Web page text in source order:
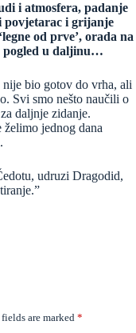
i atmosfera, padanje
povjetarac i grijanje
od prve’, orada na
pogled u daljinu…
bio gotov do vrha, ali
Svi smo nešto naučili o
daljnje zidanje.
jednog dana
udruzi Dragodid,
are marked *